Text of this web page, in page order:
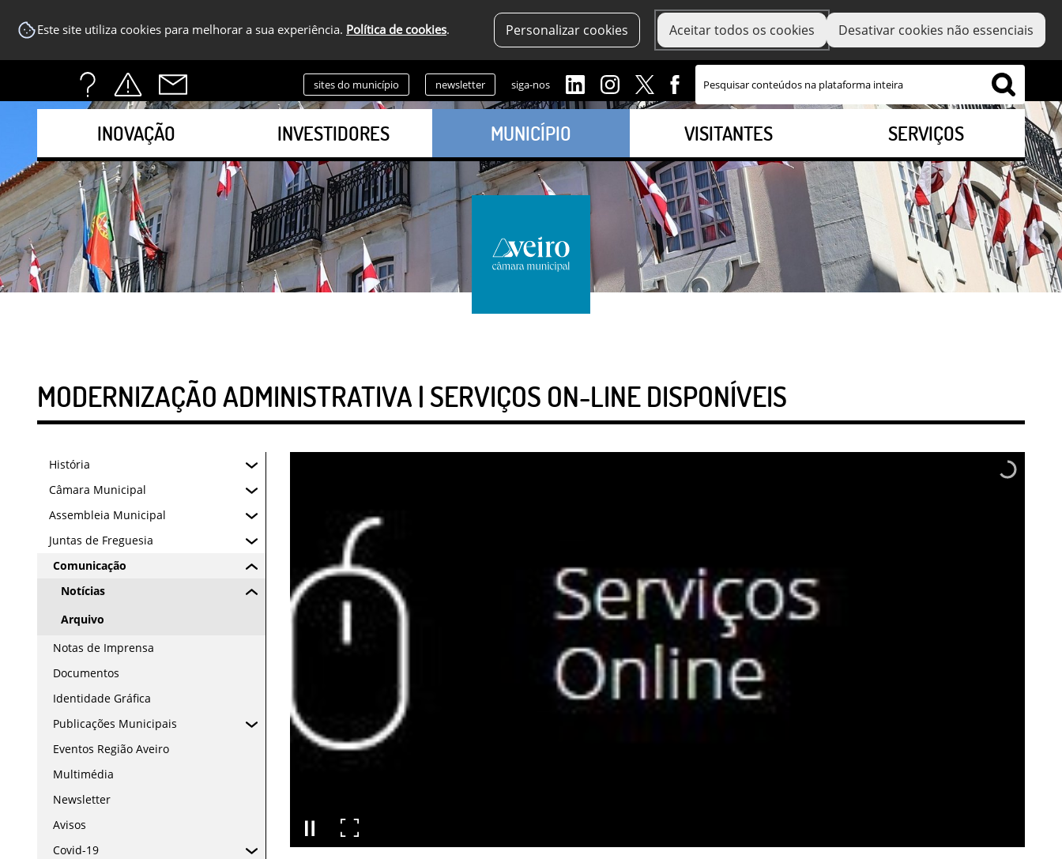
Este site utiliza cookies para melhorar a sua experiência. Política de cookies. Personalizar cookies Aceitar todos os cookies Desativar cookies não essenciais
sites do município newsletter siga-nos
INOVAÇÃO INVESTIDORES MUNICÍPIO VISITANTES SERVIÇOS
MODERNIZAÇÃO ADMINISTRATIVA | SERVIÇOS ON-LINE DISPONÍVEIS
História
Câmara Municipal
Assembleia Municipal
Juntas de Freguesia
Comunicação
Notícias
Arquivo
Notas de Imprensa
Documentos
Identidade Gráfica
Publicações Municipais
Eventos Região Aveiro
Multimédia
Newsletter
Avisos
Covid-19